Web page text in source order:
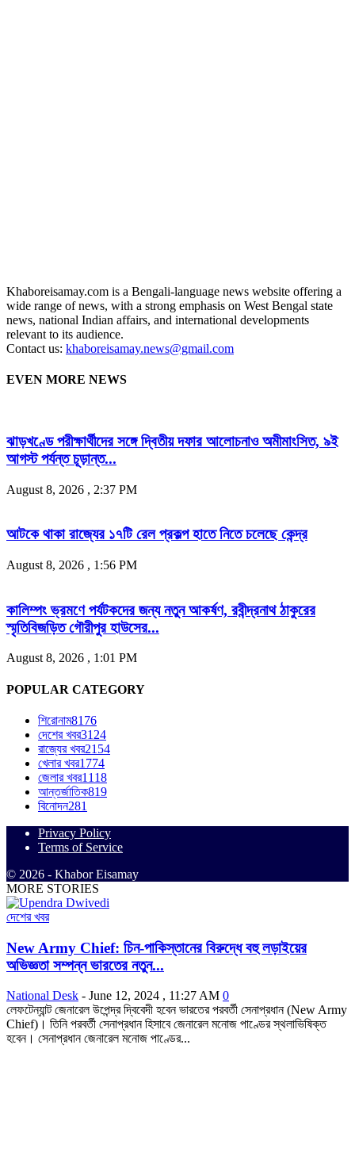
Khaboreisamay.com is a Bengali-language news website offering a
wide range of news, with a strong emphasis on West Bengal state
news, national Indian affairs, and international developments
relevant to its audience.
Contact us: khaboreisamay.news@gmail.com
EVEN MORE NEWS
ঝাড়খণ্ডে পরীক্ষার্থীদের সঙ্গে দ্বিতীয় দফার আলোচনাও অমীমাংসিত, ৯ই
আগস্ট পর্যন্ত চূড়ান্ত...
August 8, 2026 , 2:37 PM
আটকে থাকা রাজ্যের ১৭টি রেল প্রকল্প হাতে নিতে চলেছে কেন্দ্র
August 8, 2026 , 1:56 PM
কালিম্পং ভ্রমণে পর্যটকদের জন্য নতুন আকর্ষণ, রবীন্দ্রনাথ ঠাকুরের
স্মৃতিবিজড়িত গৌরীপুর হাউসের...
August 8, 2026 , 1:01 PM
POPULAR CATEGORY
শিরোনাম8176
দেশের খবর3124
রাজ্যের খবর2154
খেলার খবর1774
জেলার খবর1118
আন্তর্জাতিক819
বিনোদন281
Privacy Policy
Terms of Service
© 2026 - Khabor Eisamay
MORE STORIES
দেশের খবর
New Army Chief: চিন-পাকিস্তানের বিরুদ্ধে বহু লড়াইয়ের
অভিজ্ঞতা সম্পন্ন ভারতের নতুন...
National Desk - June 12, 2024 , 11:27 AM 0
লেফটেন্যান্ট জেনারেল উপেন্দ্র দ্বিবেদী হবেন ভারতের পরবর্তী সেনাপ্রধান (New Army
Chief)। তিনি পরবর্তী সেনাপ্রধান হিসাবে জেনারেল মনোজ পাণ্ডের স্থলাভিষিক্ত
হবেন। সেনাপ্রধান জেনারেল মনোজ পাণ্ডের...